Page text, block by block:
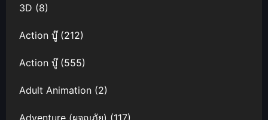
3D (8)
Action บู๊(212)
Action บู๊(555)
Adult Animation (2)
Adventure (ผจญภัย) (117)